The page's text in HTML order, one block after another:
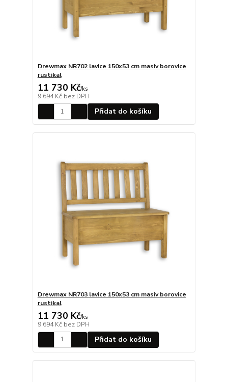
Drewmax NR702 lavice 150x53 cm masiv borovice
rustikal
11 730 Kč/ks
9 694 Kč bez DPH
Přidat do košíku
Drewmax NR703 lavice 150x53 cm masiv borovice
rustikal
11 730 Kč/ks
9 694 Kč bez DPH
Přidat do košíku